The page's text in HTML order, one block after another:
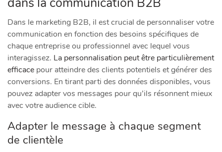
Dans le marketing B2B, il est crucial de personnaliser votre
communication en fonction des besoins spécifiques de
chaque entreprise ou professionnel avec lequel vous
interagissez. La personnalisation peut être particulièrement
efficace pour atteindre des clients potentiels et générer des
conversions. En tirant parti des données disponibles, vous
pouvez adapter vos messages pour qu’ils résonnent mieux
avec votre audience cible.
Adapter le message à chaque segment
de clientèle